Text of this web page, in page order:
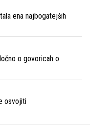
ena najbogatejših
o govoricah o
osvojiti